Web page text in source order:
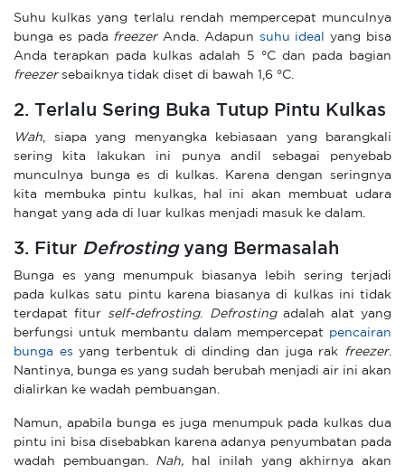
Suhu kulkas yang terlalu rendah mempercepat munculnya
bunga es pada
freezer Anda. Adapun suhu ideal
yang bisa
Anda terapkan pada kulkas adalah 5 °C dan pada bagian
freezersebaiknya tidak diset di bawah 1,6 °C.
2. Terlalu Sering Buka Tutup Pintu Kulkas
Wah , siapa yang menyangka kebiasaan yang barangkali
sering kita lakukan ini punya andil sebagai penyebab
munculnya bunga es di kulkas. Karena dengan seringnya
kita membuka pintu kulkas, hal ini akan membuat udara
hangat yang ada di luar kulkas menjadi masuk ke dalam.
3. Fitur Defrostingyang Bermasalah
Bunga es yang menumpuk biasanya lebih sering terjadi
pada kulkas satu pintu karena biasanya di kulkas ini tidak
terdapat fitur self-defrosting. Defrostingadalah alat yang
berfungsi untuk membantu dalam mempercepat pencairan
bunga es yang terbentuk di dinding dan juga rak freezer.
Nantinya, bunga es yang sudah berubah menjadi air ini akan
dialirkan ke wadah pembuangan.
Namun, apabila bunga es juga menumpuk pada kulkas dua
pintu ini bisa disebabkan karena adanya penyumbatan pada
wadah pembuangan.
Nah, hal inilah yang akhirnya akan